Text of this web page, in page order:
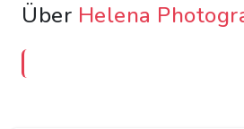
Über Helena